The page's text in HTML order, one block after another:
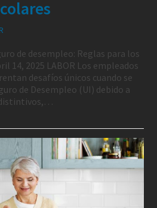
de desempleo: Reglas para los
14, 2025 LABOR Los empleados
desafíos únicos cuando se
de Desempleo (UI) debido a